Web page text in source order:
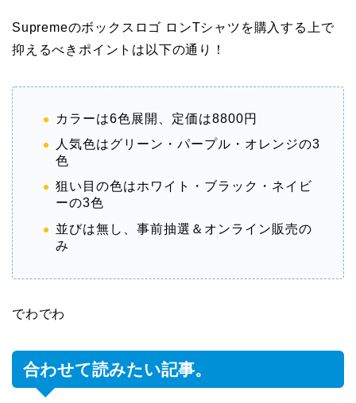
Supremeのボックスロゴ ロンTシャツを購入する上で
抑えるべきポイントは以下の通り！
カラーは6色展開、定価は8800円
人気色はグリーン・パープル・オレンジの3
色
狙い目の色はホワイト・ブラック・ネイビ
ーの3色
並びは無し、事前抽選＆オンライン販売の
み
でわでわ
合わせて読みたい記事。